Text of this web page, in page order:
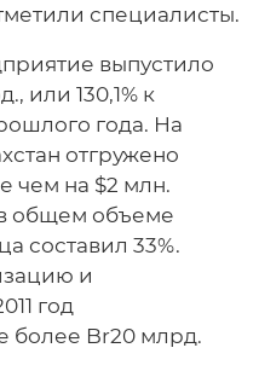
специалисты.
выпустило
или 130,1% к
года. На
отгружено
чем на $2 млн.
общем объеме
составил 33%.
и
год
более Br20 млрд.